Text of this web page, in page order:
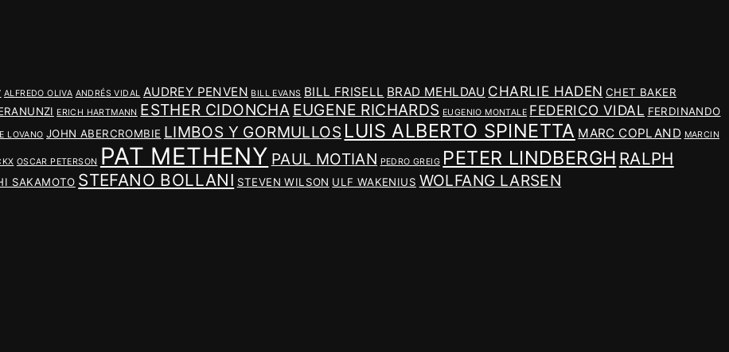
ALFREDO OLIVA ANDRÉS VIDAL AUDREY PENVEN BILL EVANS BILL FRISELL BRAD MEHLDAU CHARLIE HADEN CHET BAKER
ERICH HARTMANN ESTHER CIDONCHA EUGENE RICHARDS EUGENIO MONTALE FEDERICO VIDAL FERDINANDO
LOVANO JOHN ABERCROMBIE LIMBOS Y GORMULLOS LUIS ALBERTO SPINETTA MARC COPLAND MARCIN
OSCAR PETERSON PAT METHENY PAUL MOTIAN PEDRO GREIG PETER LINDBERGH RALPH
SAKAMOTO STEFANO BOLLANI STEVEN WILSON ULF WAKENIUS WOLFANG LARSEN